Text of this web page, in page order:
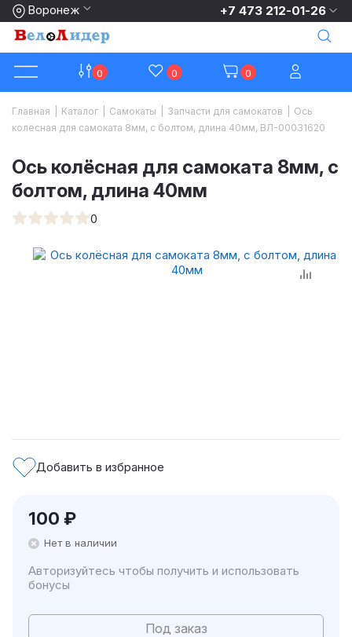
Воронеж +7 473 212-01-26
0 0 0
Главная Каталог Самокаты Запчасти для самокатов
Ось
колёсная для самоката 8мм, с болтом, длина 40мм, ВЛ-00031620
Ось колёсная для самоката 8мм, с
болтом, длина 40мм
0
Добавить в избранное
100 ₽
Нет в наличии
Авторизуйтесь чтобы получить и использовать
бонусы
Под заказ